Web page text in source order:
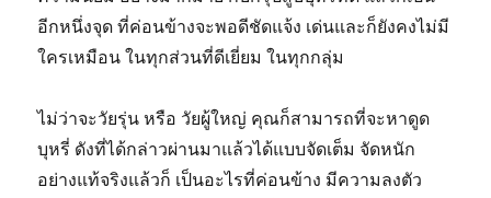
อีกหนึ่งจุด ที่ค่อนข้างจะพอดีชัดแจ้ง เด่นและก็ยังคงไม่มี
ใครเหมือน ในทุกส่วนที่ดีเยี่ยม ในทุกกลุ่ม
ไม่ว่าจะวัยรุ่น หรือ วัยผู้ใหญ่ คุณก็สามารถที่จะหาดูด
บุหรี่ ดังที่ได้กล่าวผ่านมาแล้วได้แบบจัดเต็ม จัดหนัก
อย่างแท้จริงแล้วก็ เป็นอะไรที่ค่อนข้าง มีความลงตัว